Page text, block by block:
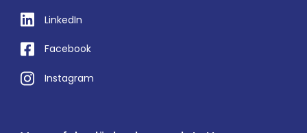
LinkedIn
Facebook
Instagram